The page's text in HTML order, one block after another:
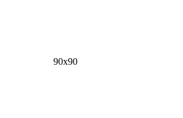
90х90